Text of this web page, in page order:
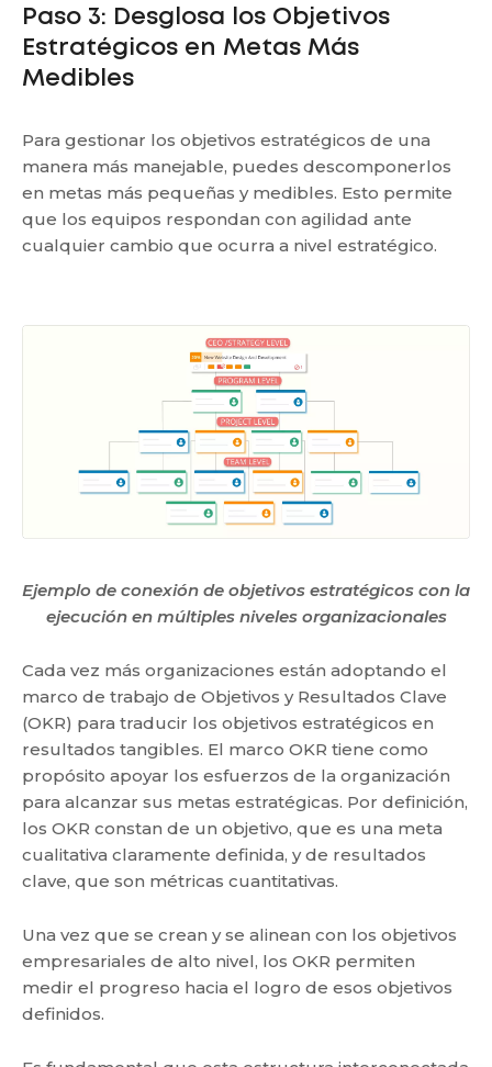
Paso 3: Desglosa los Objetivos
Estratégicos en Metas Más
Medibles
Para gestionar los objetivos estratégicos de una
manera más manejable, puedes descomponerlos
en metas más pequeñas y medibles. Esto permite
que los equipos respondan con agilidad ante
cualquier cambio que ocurra a nivel estratégico.
Ejemplo de conexión de objetivos estratégicos con la
ejecución en múltiples niveles organizacionales
Cada vez más organizaciones están adoptando el
marco de trabajo de Objetivos y Resultados Clave
(OKR) para traducir los objetivos estratégicos en
resultados tangibles. El marco OKR tiene como
propósito apoyar los esfuerzos de la organización
para alcanzar sus metas estratégicas. Por definición,
los OKR constan de un objetivo, que es una meta
cualitativa claramente definida, y de resultados
clave, que son métricas cuantitativas.
Una vez que se crean y se alinean con los objetivos
empresariales de alto nivel, los OKR permiten
medir el progreso hacia el logro de esos objetivos
definidos.